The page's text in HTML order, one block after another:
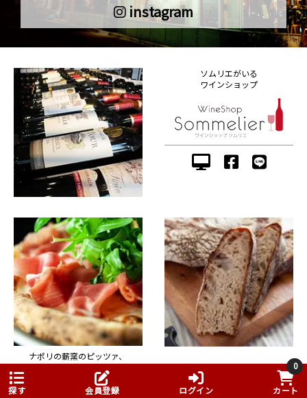
探す 会員登録 ログイン
0
カート
instagram
ソムリエがいる
ワインショップ
ナポリの薪窯のピッツァ、
肉料理やジビエ料理。
イタリアンとフレンチの
魅力を伝えるお店。
石窯で焼いた天然酵母のパンを
50種類以上販売。